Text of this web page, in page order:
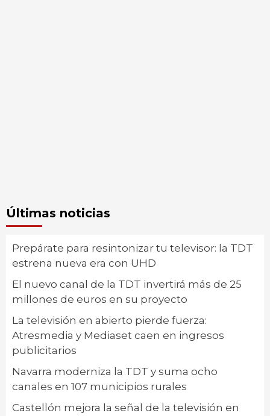
Últimas noticias
Prepárate para resintonizar tu televisor: la TDT
estrena nueva era con UHD
El nuevo canal de la TDT invertirá más de 25
millones de euros en su proyecto
La televisión en abierto pierde fuerza:
Atresmedia y Mediaset caen en ingresos
publicitarios
Navarra moderniza la TDT y suma ocho
canales en 107 municipios rurales
Castellón mejora la señal de la televisión en